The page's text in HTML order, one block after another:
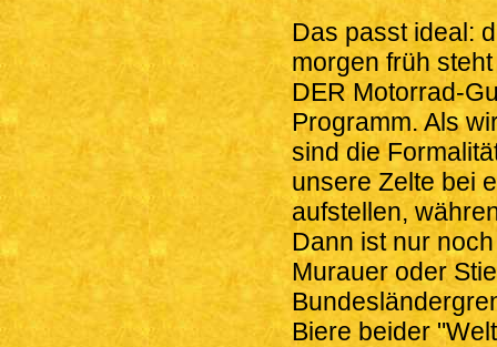
Das passt ideal:
morgen früh
DER Motorrad-
Programm. Als
sind die
unsere Zelte bei
aufstellen,
Dann ist nur
Murauer oder
Biere beider